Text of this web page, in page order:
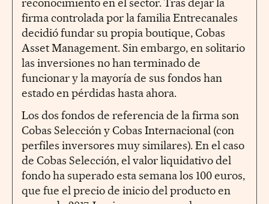
reconocimiento en el sector. Tras dejar la
firma controlada por la familia Entrecanales
decidió fundar su propia boutique, Cobas
Asset Management. Sin embargo, en solitario
las inversiones no han terminado de
funcionar y la mayoría de sus fondos han
estado en pérdidas hasta ahora.
Los dos fondos de referencia de la firma son
Cobas Selección y Cobas Internacional (con
perfiles inversores muy similares). En el caso
de Cobas Selección, el valor liquidativo del
fondo ha superado esta semana los 100 euros,
que fue el precio de inicio del producto en